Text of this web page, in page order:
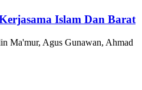
Islam Dan Barat
Ma'mur, Agus Gunawan, Ahmad